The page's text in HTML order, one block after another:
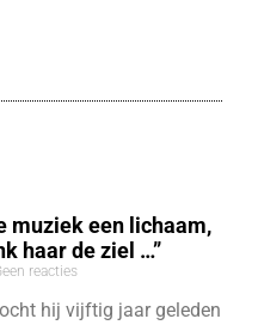
muziek een lichaam,
haar de ziel …”
reacties
hij vijftig jaar geleden